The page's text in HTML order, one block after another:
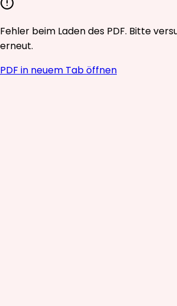
Fehler beim Laden des PDF. Bitte
erneut.
PDF in neuem Tab öffnen